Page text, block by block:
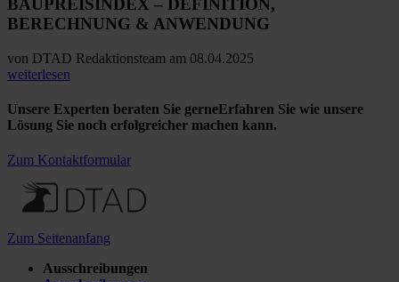
BAUPREISINDEX – DEFINITION,
BERECHNUNG & ANWENDUNG
von DTAD Redaktionsteam am 08.04.2025
weiterlesen
Unsere Experten beraten Sie gerneErfahren Sie wie unsere
Lösung Sie noch erfolgreicher machen kann.
Zum Kontaktformular
Zum Seitenanfang
Ausschreibungen